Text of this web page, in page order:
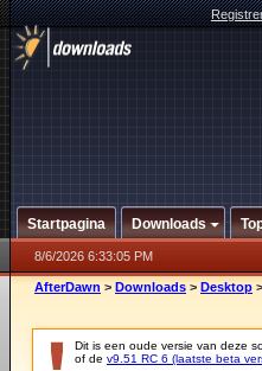
Startpagina Downloads
8/6/2026 6:33:05 PM
AfterDawn > Downloads > Desktop >
Dit is een oude versie van deze
of de v9.51 RC 6 (laatste beta